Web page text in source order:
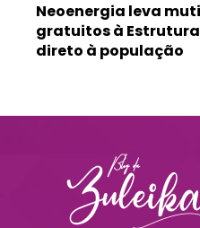
Neoenergia leva
gratuitos à
direto à população